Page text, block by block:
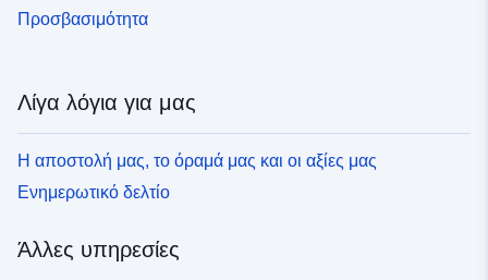
Προσβασιμότητα
Λίγα λόγια για μας
Η αποστολή μας, το όραμά μας και οι αξίες μας
Ενημερωτικό δελτίο
Άλλες υπηρεσίες